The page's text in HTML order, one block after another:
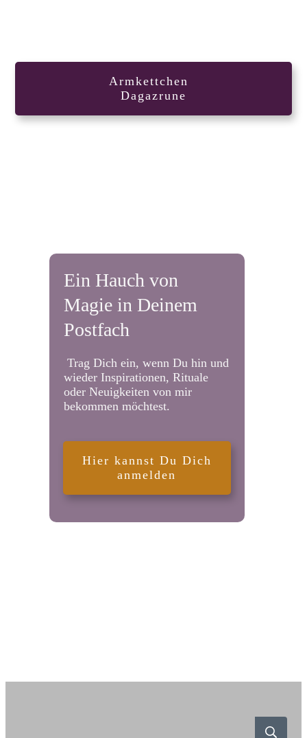
Armkettchen
Dagazrune
Ein Hauch von
Magie in Deinem
Postfach
Trag Dich ein, wenn Du hin und
wieder Inspirationen, Rituale
oder Neuigkeiten von mir
bekommen möchtest.
Hier kannst Du Dich
anmelden